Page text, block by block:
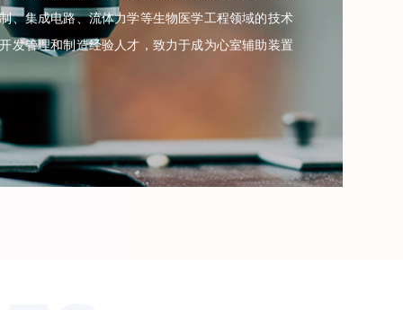
、集成电路、流体力学等生物医学工程领域的技术
发管理和制造经验人才，致力于成为心室辅助装置